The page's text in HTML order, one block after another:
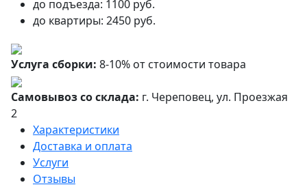
до подъезда: 1100 руб.
до квартиры: 2450 руб.
Услуга сборки: 8-10% от стоимости товара
Самовывоз со склада: г. Череповец, ул. Проезжая
2
Характеристики
Доставка и оплата
Услуги
Отзывы